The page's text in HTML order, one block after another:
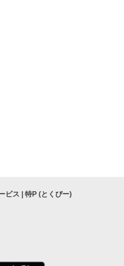
ビス | 特P (とくぴー)